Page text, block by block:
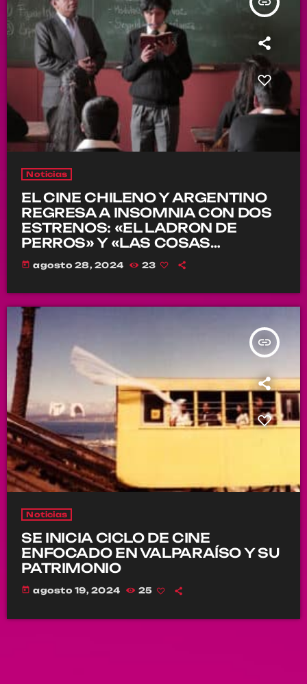
Noticias
EL CINE CHILENO Y ARGENTINO
REGRESA A INSOMNIA CON DOS
ESTRENOS: «EL LADRON DE
PERROS» Y «LAS COSAS
INDEFINIDAS»
today agosto 28, 2024 23
insert_link
Noticias
SE INICIA CICLO DE CINE
ENFOCADO EN VALPARAÍSO Y SU
PATRIMONIO
today agosto 19, 2024 25